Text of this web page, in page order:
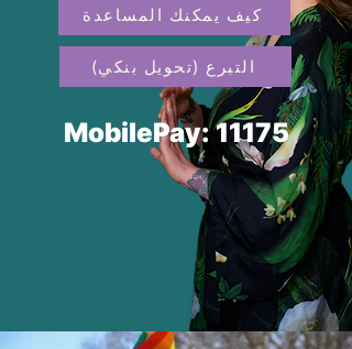
التبرع (تحويل بنكي)
كيف يمكنك المساعدة
MobilePay: 11175